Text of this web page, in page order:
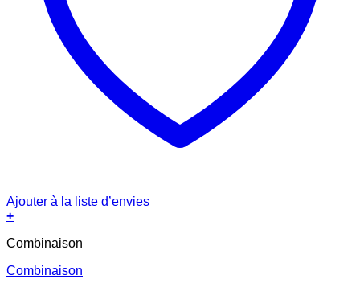
Ajouter à la liste d’envies
+
Combinaison
Combinaison